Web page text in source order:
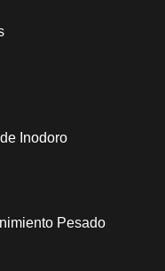
Inodoro
Pesado